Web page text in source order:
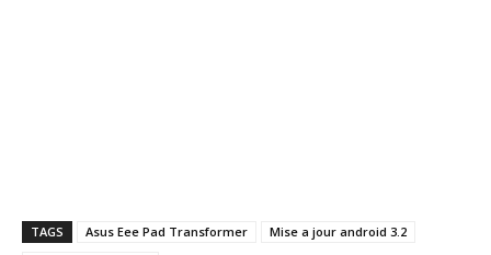
TAGS Asus Eee Pad Transformer
Mise a jour android 3.2